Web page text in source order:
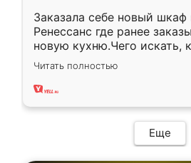
Заказала себе новый шкаф
Ренессанс где ранее
новую кухню.Чего искать,
вполне довольна. Служит
два года, нареканий нет.
Читать полностью
Еще